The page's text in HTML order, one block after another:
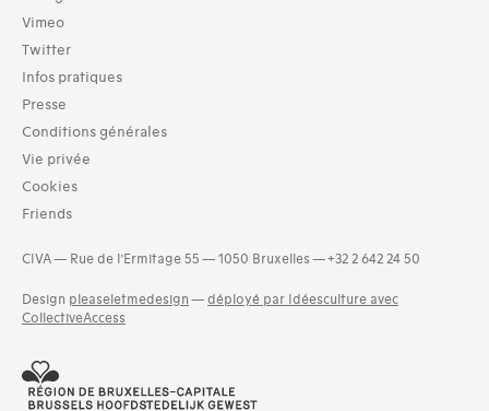
Archives (26)
Domaines thématiques
01-architecture domestique (28)
02-architecture agricole (4)
03-architecture artisanale et industrielle (3)
04-architecture commerciale et de services (10)
05-architecture de l'administration et vie publique (8)
06-architecture fiscale et financière (1)
and 17 more
Vimeo
Twitter
Infos pratiques
Presse
Conditions générales
Vie privée
Cookies
Friends
CIVA — Rue de l’Ermitage 55 — 1050 Bruxelles — +32 2 642 24 50
Design pleaseletmedesign — déployé par Idéesculture avec
CollectiveAccess